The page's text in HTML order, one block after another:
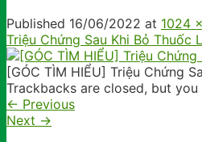
Kiểm tra chính hãng
Đặt hàng
Hotline: 0902791922
Published 16/06/2022 at 1024
Triệu Chứng Sau Khi Bỏ Thuốc
[GÓC TÌM HIỂU] Triệu Chứng
Trackbacks are closed, but you
← Previous
Next →